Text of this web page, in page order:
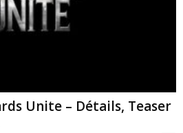
Unite – Détails, Teaser